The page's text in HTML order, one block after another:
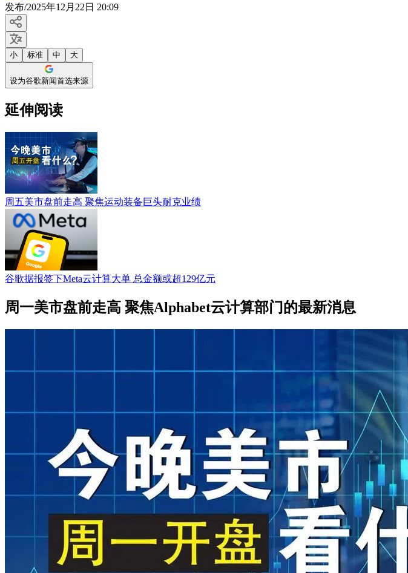
发布/2025年12月22日 20:09
小 标准 中 大
设为谷歌新闻首选来源
延伸阅读
周五美市盘前走高 聚焦运动装备巨头耐克业绩
谷歌据报签下Meta云计算大单 总金额或超129亿元
周一美市盘前走高 聚焦Alphabet云计算部门的最新消息